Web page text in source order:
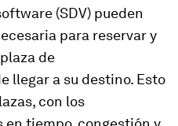
(SDV) pueden
para reservar y
de
llegar a su destino. Esto
con los